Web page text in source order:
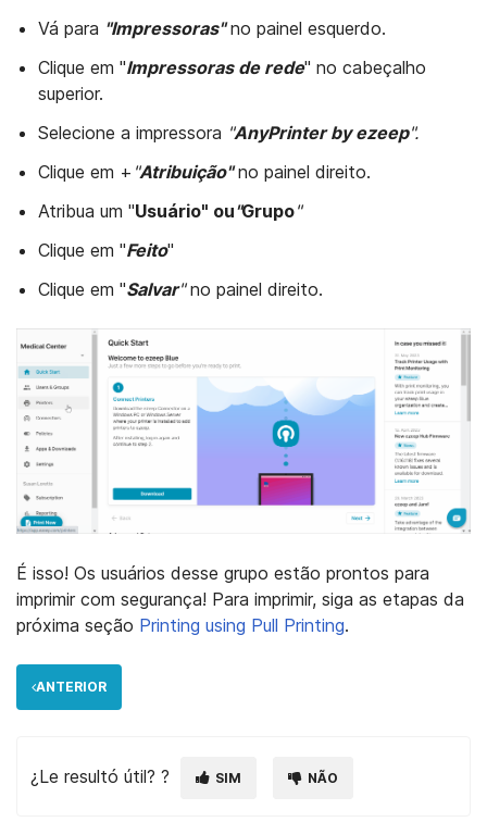
Vá para "Impressoras"no painel esquerdo.
Clique em "Impressoras de rede" no cabeçalho
superior.
Selecione a impressora "AnyPrinter by ezeep".
Clique em + "Atribuição"no painel direito.
Atribua um "Usuário" ou"Grupo"
Clique em "Feito"
Clique em "Salvar"no painel direito.
É isso! Os usuários desse grupo estão prontos para
imprimir com segurança! Para imprimir, siga as etapas da
próxima seção Printing using Pull Printing.
ANTERIOR
¿Le resultó útil? ? SIM NÃO